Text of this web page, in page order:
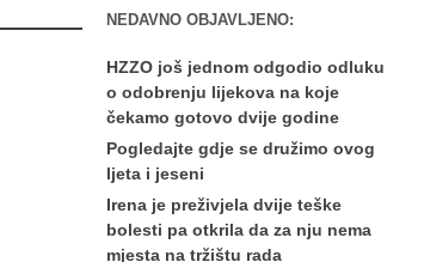
NEDAVNO OBJAVLJENO:
HZZO još jednom odgodio odluku
o odobrenju lijekova na koje
čekamo gotovo dvije godine
Pogledajte gdje se družimo ovog
ljeta i jeseni
Irena je preživjela dvije teške
bolesti pa otkrila da za nju nema
mjesta na tržištu rada